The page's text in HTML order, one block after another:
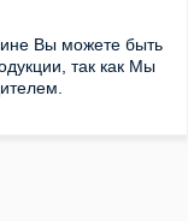
Вы можете быть
так как Мы